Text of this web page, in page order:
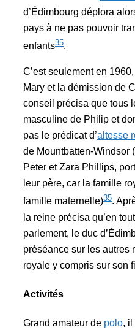
d’Édimbourg déplora
pays à ne pas pouvoir
enfants35.
C’est seulement en
Mary et la démission de
conseil précisa que tous
masculine de Philip et
pas le prédicat d’altesse
de Mountbatten-Windsor
Peter et Zara Phillips,
leur père, car la famille
famille maternelle)35.
la reine précisa qu’en
parlement, le duc
préséance sur les autres
royale y compris sur son
Activités
Grand amateur de polo, il